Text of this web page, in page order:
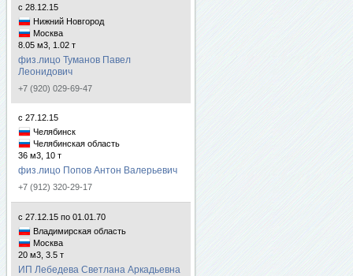
с 28.12.15
Нижний Новгород
Москва
8.05 м3, 1.02 т
физ.лицо Туманов Павел
Леонидович
+7 (920) 029-69-47
с 27.12.15
Челябинск
Челябинская область
36 м3, 10 т
физ.лицо Попов Антон Валерьевич
+7 (912) 320-29-17
с 27.12.15 по 01.01.70
Владимирская область
Москва
20 м3, 3.5 т
ИП Лебедева Светлана Аркадьевна